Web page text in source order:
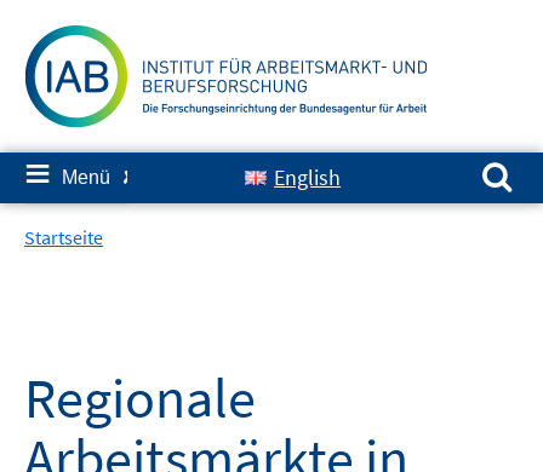
zum
Inhalt
≡ Menü ✘ English
Suchen nach:
Startseite
Regionale